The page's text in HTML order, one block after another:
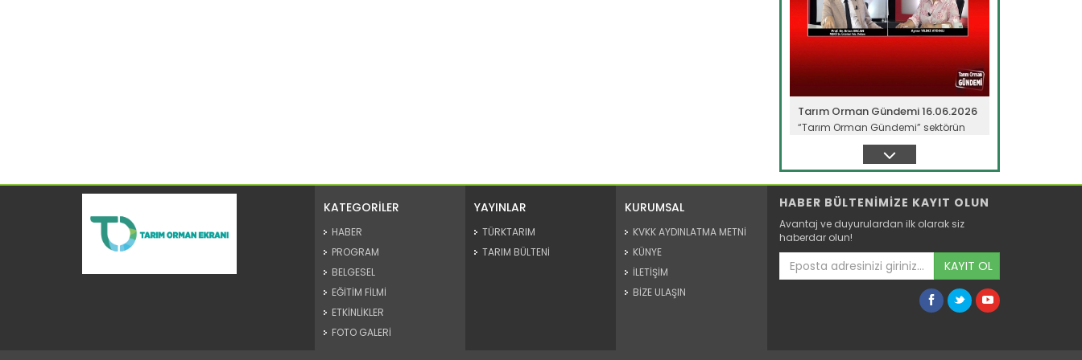
Tarım Orman Gündemi 16.06.2026
“Tarım Orman Gündemi” sektörün
Tarım Orman Gündemi 15.06.2026
KATEGORİLER
HABER
PROGRAM
BELGESEL
EĞİTİM FİLMİ
ETKİNLİKLER
FOTO GALERİ
YAYINLAR
TÜRKTARIM
TARIM BÜLTENİ
KURUMSAL
KVKK AYDINLATMA METNİ
KÜNYE
İLETİŞİM
BİZE ULAŞIN
HABER BÜLTENİMİZE KAYIT OLUN
Avantaj ve duyurulardan ilk olarak siz
haberdar olun!
KAYIT OL